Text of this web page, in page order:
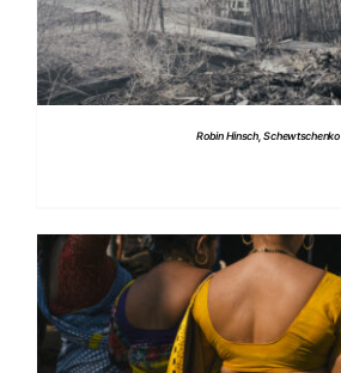
Robin Hinsch, Schewtschenko